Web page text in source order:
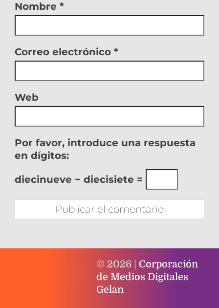
Nombre *
Correo electrónico *
Web
Por favor, introduce una respuesta
en dígitos:
diecinueve − diecisiete =
© 2026 | Corporación
de Medios Digitales
Gelan